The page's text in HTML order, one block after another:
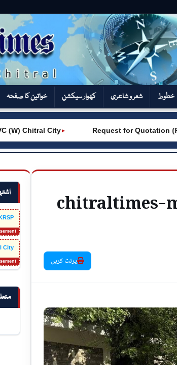
خطوط شعر و شاعری کھوار سیکشن‎ خواتین کا صفحہ
Request for Quotation
►
Chitral City
City
پرنٹ کریں